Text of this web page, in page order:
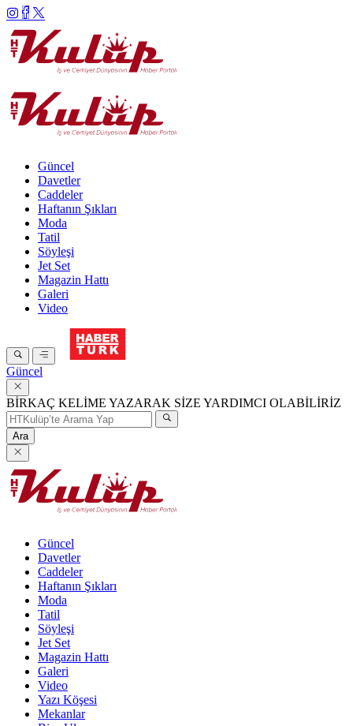
Güncel
Davetler
Caddeler
Haftanın Şıkları
Moda
Tatil
Söyleşi
Jet Set
Magazin Hattı
Galeri
Video
Güncel
BİRKAÇ KELİME YAZARAK SİZE YARDIMCI OLABİLİRİZ
Ara
Güncel
Davetler
Caddeler
Haftanın Şıkları
Moda
Tatil
Söyleşi
Jet Set
Magazin Hattı
Galeri
Video
Yazı Köşesi
Mekanlar